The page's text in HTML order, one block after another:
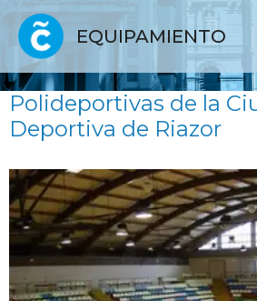
EQUIPAMIENTO
Polideportivas de la
Deportiva de Riazor